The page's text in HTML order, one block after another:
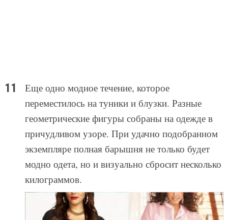
Еще одно модное течение, которое
переместилось на туники и блузки. Разные
геометрические фигуры собраны на одежде в
причудливом узоре. При удачно подобранном
экземпляре полная барышня не только будет
модно одета, но и визуально сбросит несколько
килограммов.